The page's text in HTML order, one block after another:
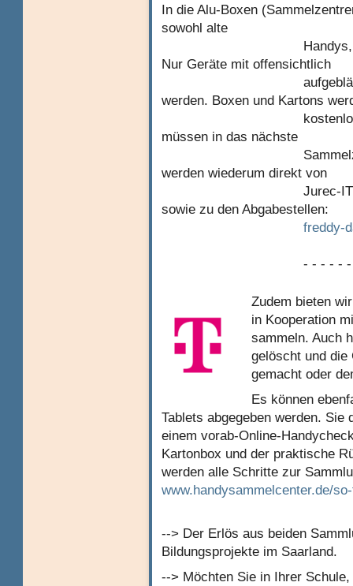
In die Alu-Boxen
sowohl alte
Handys, als auch
Nur Geräte mit offensichtlich
aufgeblähtem Akku
werden. Boxen und Kartons
kostenlos zur
müssen in das nächste
Sammelzentrum
werden wiederum direkt von
Jurec-IT abgeholt.
sowie zu den Abgabestellen:
freddy-
- - - - - -
Zudem bieten
in Kooperation
sammeln. Auch
gelöscht und die
gemacht oder
Es können
Tablets abgegeben werden. Sie
einem vorab-Online-
Kartonbox und der praktische
werden alle Schritte zur
www.handysammelcenter.de/
--> Der Erlös aus beiden
Bildungsprojekte im Saarland.
--> Möchten Sie in Ihrer